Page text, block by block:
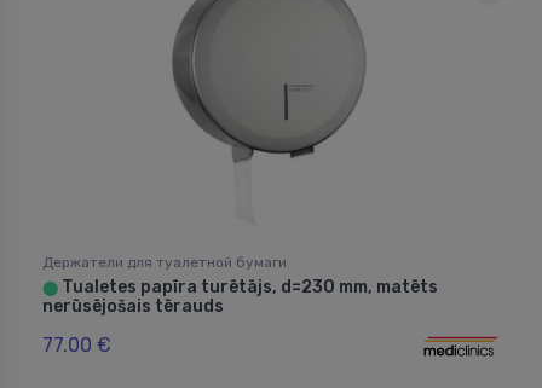
Держатели для туалетной бумаги
⬤ Tualetes papīra turētājs, d=230 mm, matēts
nerūsējošais tērauds
77.00 €